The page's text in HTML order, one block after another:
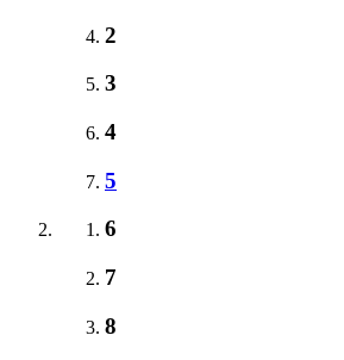
2
3
4
5
6
7
8